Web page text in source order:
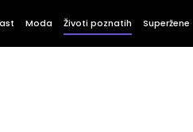
Moda Životi poznatih Superžene